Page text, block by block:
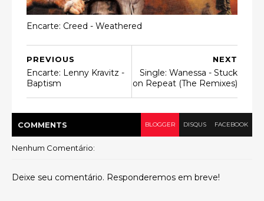
Encarte: Creed - Weathered
NEXT
Single: Wanessa - Stuck
on Repeat (The Remixes)
PREVIOUS
Encarte: Lenny Kravitz -
Baptism
COMMENTS BLOGGER DISQUS FACEBOOK
Nenhum Comentário:
Deixe seu comentário. Responderemos em breve!